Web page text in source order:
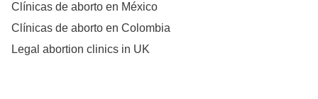
Clínicas de aborto en México
Clínicas de aborto en Colombia
Legal abortion clinics in UK